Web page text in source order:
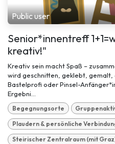
Public user
Senior*innentreff
kreativ!"
Kreativ sein macht Spaß –
wird geschnitten, geklebt, gemalt,
Bastelprofi oder Pinsel-
Ergebni...
Begegnungsorte
Plaudern & persönliche
Steirischer Zentralraum (mit